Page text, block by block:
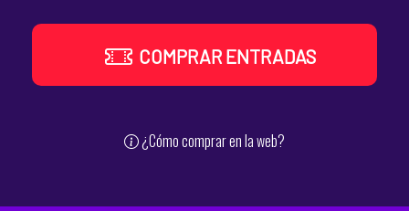
COMPRAR ENTRADAS
¿Cómo comprar en la web?